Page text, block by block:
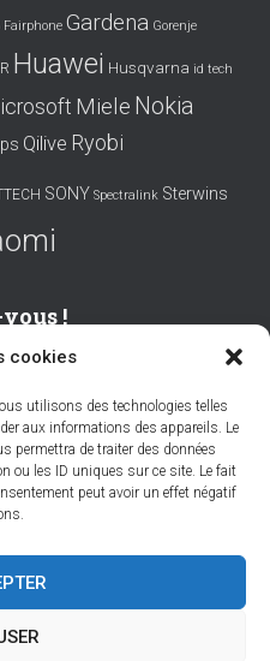
cookies
utilisons des technologies telles
aux informations des appareils. Le
permettra de traiter des données
ou les ID uniques sur ce site. Le fait
peut avoir un effet négatif
Fairphone Gardena Gorenje
Huawei Husqvarna id tech
Miele Nokia
Qilive Ryobi
SONY Spectralink Sterwins
!